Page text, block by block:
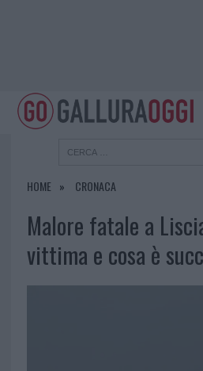
HOME CRONACA
Malore fatale a
vittima e cosa è